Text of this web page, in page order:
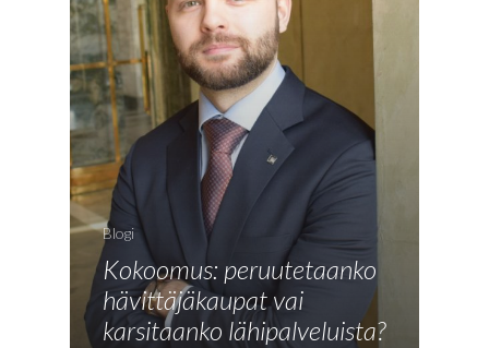
Blogi
Kokoomus: peruutetaanko
hävittäjäkaupat vai
karsitaanko lähipalveluista?